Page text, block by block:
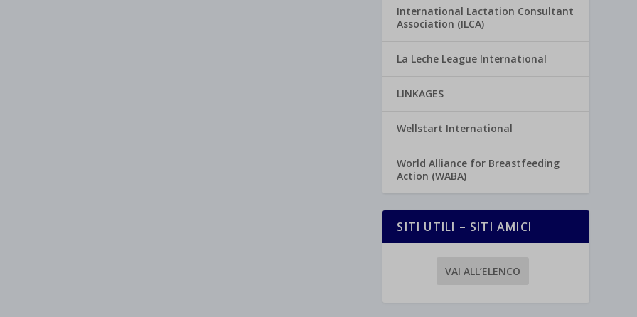
International Lactation Consultant
Association (ILCA)
La Leche League International
LINKAGES
Wellstart International
World Alliance for Breastfeeding
Action (WABA)
SITI UTILI – SITI AMICI
VAI ALL’ELENCO